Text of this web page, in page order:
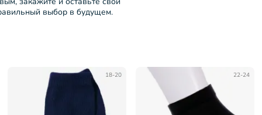
выбор в будущем.
18-20 22-24